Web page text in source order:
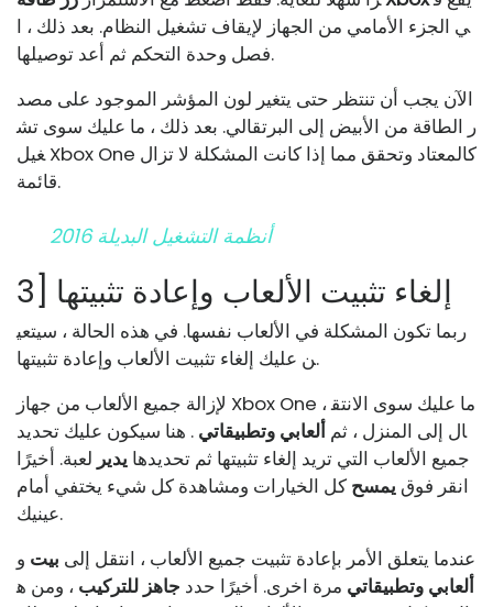
ي الجزء الأمامي من الجهاز لإيقاف تشغيل النظام. بعد ذلك ، ا
فصل وحدة التحكم ثم أعد توصيلها.
الآن يجب أن تنتظر حتى يتغير لون المؤشر الموجود على مصد
ر الطاقة من الأبيض إلى البرتقالي. بعد ذلك ، ما عليك سوى تش
غيل Xbox One كالمعتاد وتحقق مما إذا كانت المشكلة لا تزال
قائمة.
أنظمة التشغيل البديلة 2016
3] إلغاء تثبيت الألعاب وإعادة تثبيتها
ربما تكون المشكلة في الألعاب نفسها. في هذه الحالة ، سيتعي
ن عليك إلغاء تثبيت الألعاب وإعادة تثبيتها.
لإزالة جميع الألعاب من جهاز Xbox One ، ما عليك سوى الانتق
ال إلى المنزل ، ثم ألعابي وتطبيقاتي . هنا سيكون عليك تحديد
جميع الألعاب التي تريد إلغاء تثبيتها ثم تحديدها يدير لعبة. أخيرًا
انقر فوق يمسح كل الخيارات ومشاهدة كل شيء يختفي أمام
عينيك.
عندما يتعلق الأمر بإعادة تثبيت جميع الألعاب ، انتقل إلى بيت و
ألعابي وتطبيقاتي مرة اخرى. أخيرًا حدد جاهز للتركيب ، ومن ه